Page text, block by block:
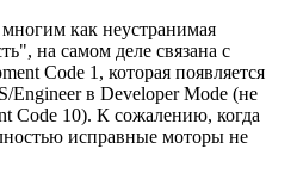
как неустранимая
на самом деле связана с
Code 1, которая появляется
Engineer в Developer Mode (не
Code 10). К сожалению, когда
исправные моторы не